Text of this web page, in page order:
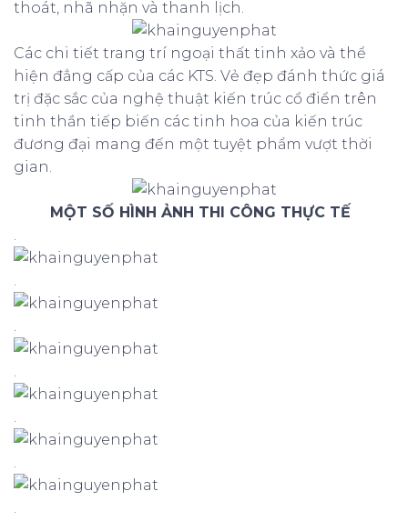
thoát, nhã nhặn và thanh lịch.
Các chi tiết trang trí ngoại thất tinh xảo và thể
hiện đẳng cấp của các KTS. Vẻ đẹp đánh thức giá
trị đặc sắc của nghệ thuật kiến trúc cổ điển trên
tinh thần tiếp biến các tinh hoa của kiến trúc
đương đại mang đến một tuyệt phẩm vượt thời
gian.
MỘT SỐ HÌNH ẢNH THI CÔNG THỰC TẾ
.
.
.
.
.
.
.